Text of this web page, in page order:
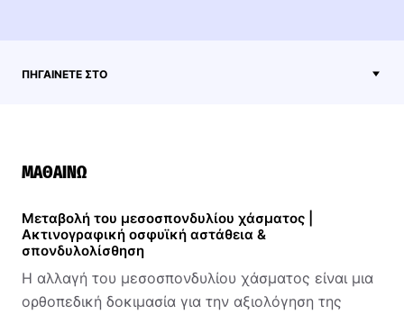
ΠΗΓΑΊΝΕΤΕ ΣΤΟ
ΜΑΘΑΊΝΩ
Μεταβολή του μεσοσπονδυλίου χάσματος |
Ακτινογραφική οσφυϊκή αστάθεια &
σπονδυλολίσθηση
Η αλλαγή του μεσοσπονδυλίου χάσματος είναι μια
ορθοπεδική δοκιμασία για την αξιολόγηση της